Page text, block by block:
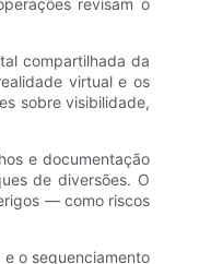
revisam o
compartilhada da
virtual e os
sobre visibilidade,
e documentação
de diversões. O
— como riscos
o sequenciamento